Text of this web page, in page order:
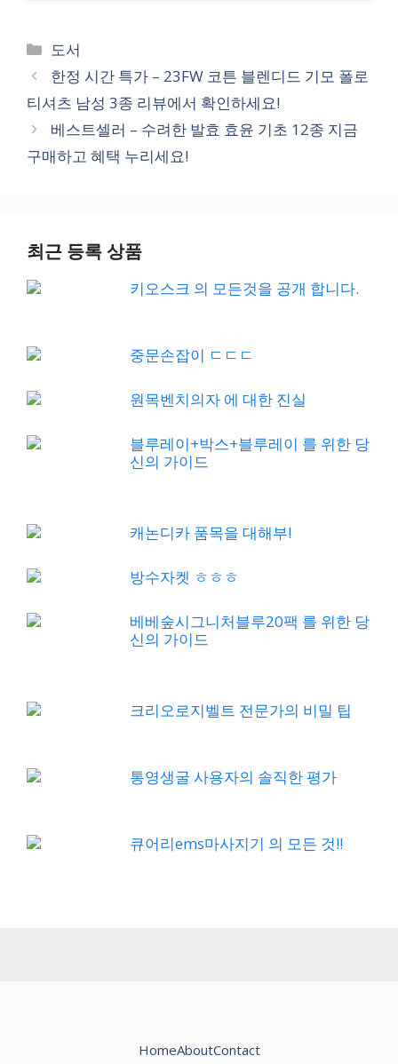
Categories
도서
한정 시간 특가 – 23FW 코튼 블렌디드 기모 폴로
티셔츠 남성 3종 리뷰에서 확인하세요!
베스트셀러 – 수려한 발효 효윤 기초 12종 지금
구매하고 혜택 누리세요!
최근 등록 상품
키오스크 의 모든것을 공개 합니다.
중문손잡이 ㄷㄷㄷ
원목벤치의자 에 대한 진실
블루레이+박스+블루레이 를 위한 당
신의 가이드
캐논디카 품목을 대해부!
방수자켓 ㅎㅎㅎ
베베숲시그니처블루20팩 를 위한 당
신의 가이드
크리오로지벨트 전문가의 비밀 팁
통영생굴 사용자의 솔직한 평가
큐어리ems마사지기 의 모든 것!!
HomeAboutContact